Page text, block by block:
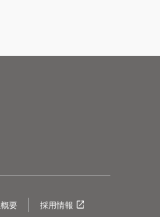
要 採用情報